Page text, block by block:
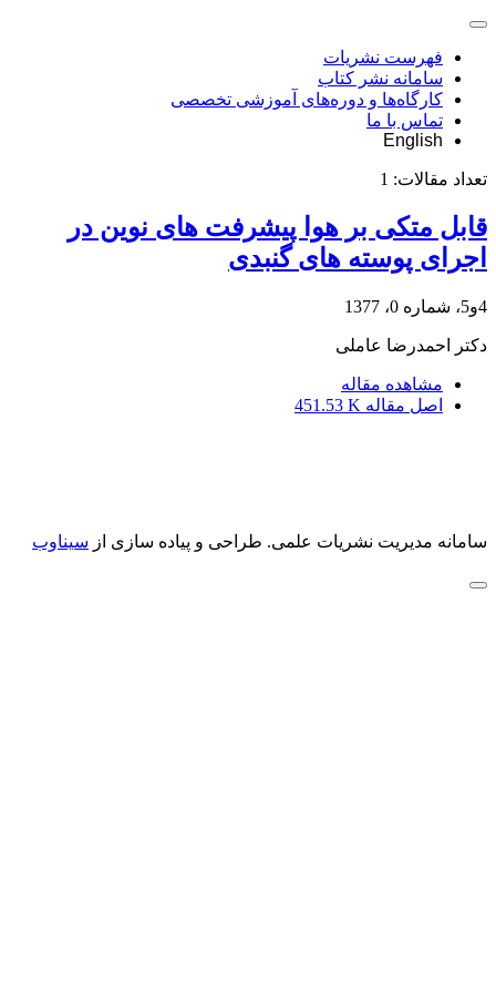
فهرست نشریات
سامانه نشر کتاب
کارگاه‌ها و دوره‌های آموزشی تخصصی
تماس با ما
English
تعداد مقالات: 1
قابل متکی بر هوا پیشرفت های نوین در
اجرای پوسته های گنبدی
4و5، شماره 0، 1377
دکتر احمدرضا عاملی
مشاهده مقاله
اصل مقاله 451.53 K
سامانه مدیریت نشریات علمی. طراحی و پیاده سازی از سیناوب